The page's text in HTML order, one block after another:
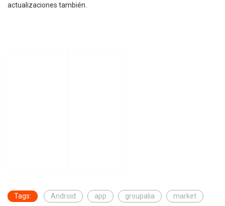
actualizaciones también.
Tags: Android app groupalia market